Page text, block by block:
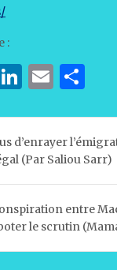
:
Li
k
e
dI
n
E
ai
l
ta
g
er
d’enrayer
(Par Saliou Sarr)
entre
le scrutin